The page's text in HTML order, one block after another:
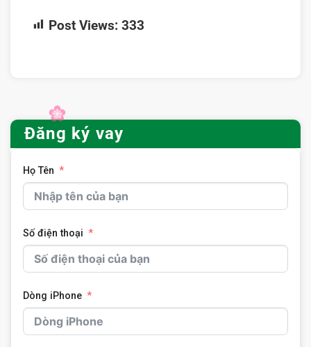
Post Views: 333
Đăng ký vay
Họ Tên
Số điện thoại
Dòng iPhone